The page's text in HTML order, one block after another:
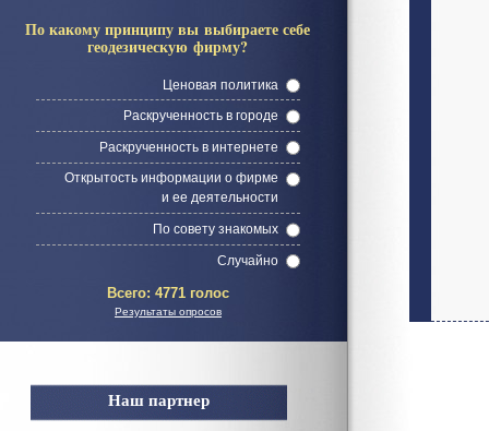
По какому принципу вы выбираете себе
геодезическую фирму?
Ценовая политика
Раскрученность в городе
Раскрученность в интернете
Открытость информации о фирме
и ее деятельности
По совету знакомых
Случайно
Всего: 4771 голос
Результаты опросов
Наш партнер